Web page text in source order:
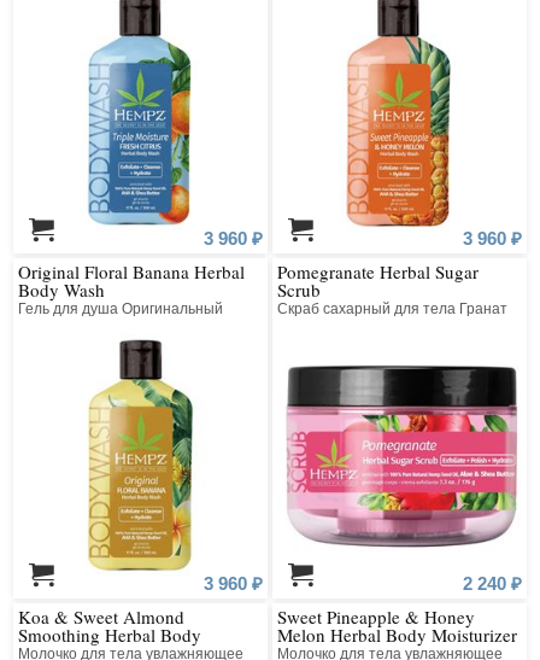
3 960 ₽ 3 960 ₽
Original Floral Banana Herbal
Body Wash
Гель для душа Оригинальный
3 960 ₽
Pomegranate Herbal Sugar
Scrub
Скраб сахарный для тела Гранат
2 240 ₽
Koa & Sweet Almond
Smoothing Herbal Body
Moisturizer
Молочко для тела увлажняющее
Sweet Pineapple & Honey
Melon Herbal Body Moisturizer
Молочко для тела увлажняющее